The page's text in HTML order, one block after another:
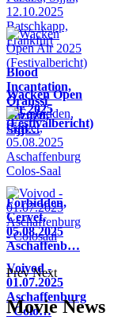
Blood
Incantation,
Oranssi
Pazuzu,
Sijji…
Wacken Open
Air 2025
(Festivalbericht)
Forbidden,
Cervet,
05.08.2025
Aschaffenb…
Voivod -
01.07.2025
Aschaffenburg
- Colo…
Prev Next
Movie News